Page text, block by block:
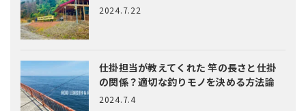
2024.7.22
仕掛担当が教えてくれた竿の長さと仕掛
の関係？適切な釣りモノを決める方法論
2024.7.4